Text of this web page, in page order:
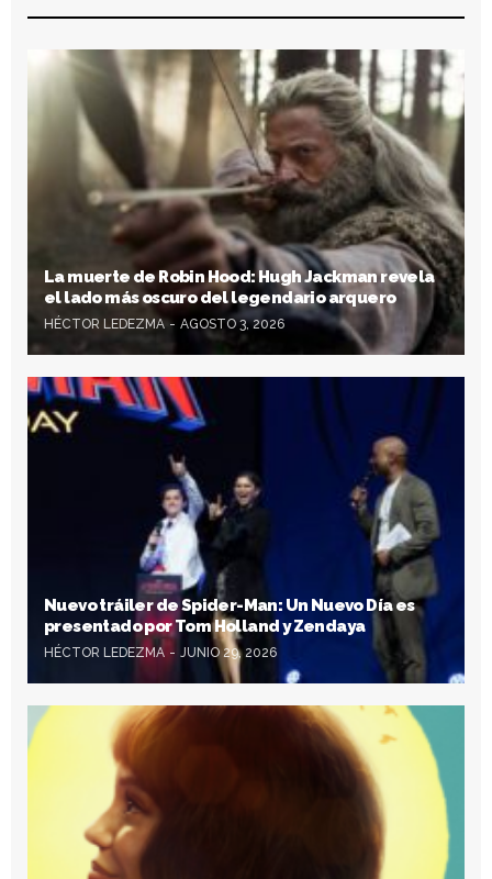
La muerte de Robin Hood: Hugh Jackman revela
el lado más oscuro del legendario arquero
HÉCTOR LEDEZMA AGOSTO 3, 2026
Nuevo tráiler de Spider-Man: Un Nuevo Día es
presentado por Tom Holland y Zendaya
HÉCTOR LEDEZMA JUNIO 29, 2026